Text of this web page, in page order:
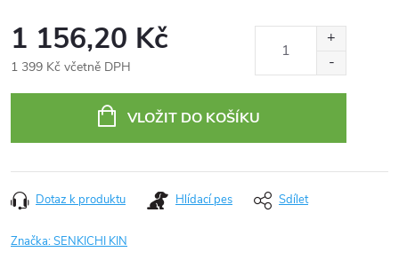
1 156,20 Kč
1 399 Kč včetně DPH
VLOŽIT DO KOŠÍKU
Dotaz k produktu Hlídací pes Sdílet
Značka:SENKICHI KIN